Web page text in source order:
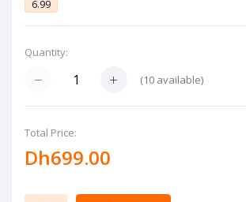
6.99
Quantity:
(10 available)
Total Price:
Dh699.00